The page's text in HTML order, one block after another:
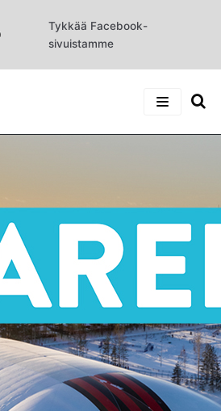
Tykkää Facebook-
sivuistamme